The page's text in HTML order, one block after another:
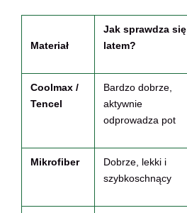
Materiał
Jak sprawdza się
latem?
Coolmax /
Tencel
Bardzo dobrze,
aktywnie
odprowadza pot
Mikrofiber
Dobrze, lekki i
szybkoschnący